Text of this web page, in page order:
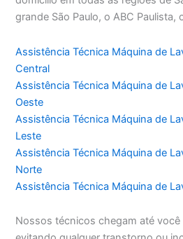
grande São Paulo, o ABC Paulista,
Assistência Técnica Máquina de
Central
Assistência Técnica Máquina de
Oeste
Assistência Técnica Máquina de
Leste
Assistência Técnica Máquina de
Norte
Assistência Técnica Máquina de
Nossos técnicos chegam até